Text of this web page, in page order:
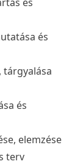
és
tárgyalása
és
elemzése
terv